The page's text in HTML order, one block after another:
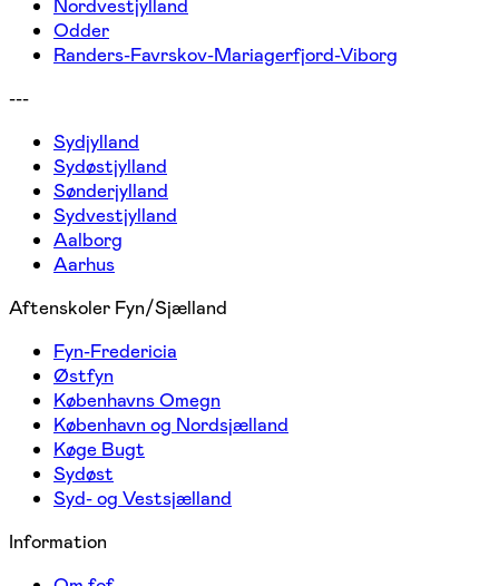
Nordvestjylland
Odder
Randers-Favrskov-Mariagerfjord-Viborg
---
Sydjylland
Sydøstjylland
Sønderjylland
Sydvestjylland
Aalborg
Aarhus
Aftenskoler Fyn/Sjælland
Fyn-Fredericia
Østfyn
Københavns Omegn
København og Nordsjælland
Køge Bugt
Sydøst
Syd- og Vestsjælland
Information